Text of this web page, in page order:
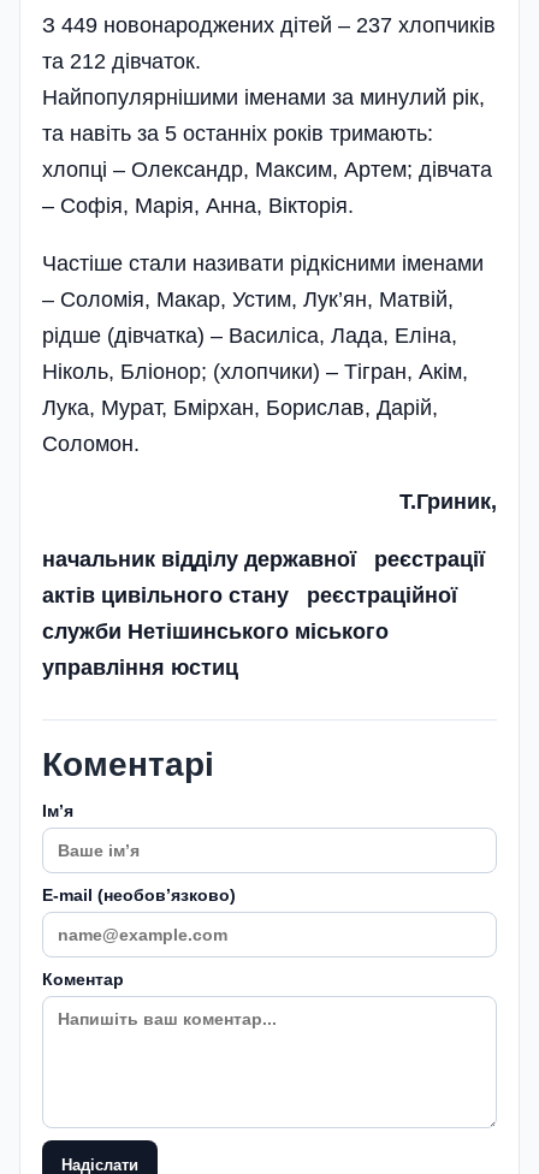
З 449 новонароджених дітей – 237 хлопчиків
та 212 дівчаток.
Найпопулярнішими іменами за минулий рік,
та навіть за 5 останніх років тримають:
хлопці – Олександр, Максим, Артем; дівчата
– Софія, Марія, Анна, Вікторія.
Частіше стали називати рід­кіс­ними іменами
– Соломія, Макар, Устим, Лук’ян, Матвій,
рідше (дівчатка) – Василіса, Лада, Еліна,
Ніколь, Бліонор; (хлопчики) – Тігран, Акім,
Лука, Мурат, Бмірхан, Борислав, Дарій,
Соломон.
Т.Гриник,
начальник відділу державної реєстрації
актів цивільного стану реєстраційної
служби Нетішинського міського
управління юстиц
Коментарі
Імʼя
E-mail (необовʼязково)
Коментар
Надіслати